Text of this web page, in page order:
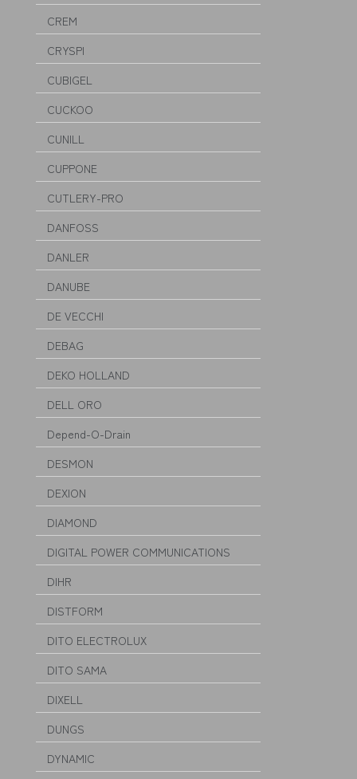
CREM
CRYSPI
CUBIGEL
CUCKOO
CUNILL
CUPPONE
CUTLERY-PRO
DANFOSS
DANLER
DANUBE
DE VECCHI
DEBAG
DEKO HOLLAND
DELL ORO
Depend-O-Drain
DESMON
DEXION
DIAMOND
DIGITAL POWER COMMUNICATIONS
DIHR
DISTFORM
DITO ELECTROLUX
DITO SAMA
DIXELL
DUNGS
DYNAMIC